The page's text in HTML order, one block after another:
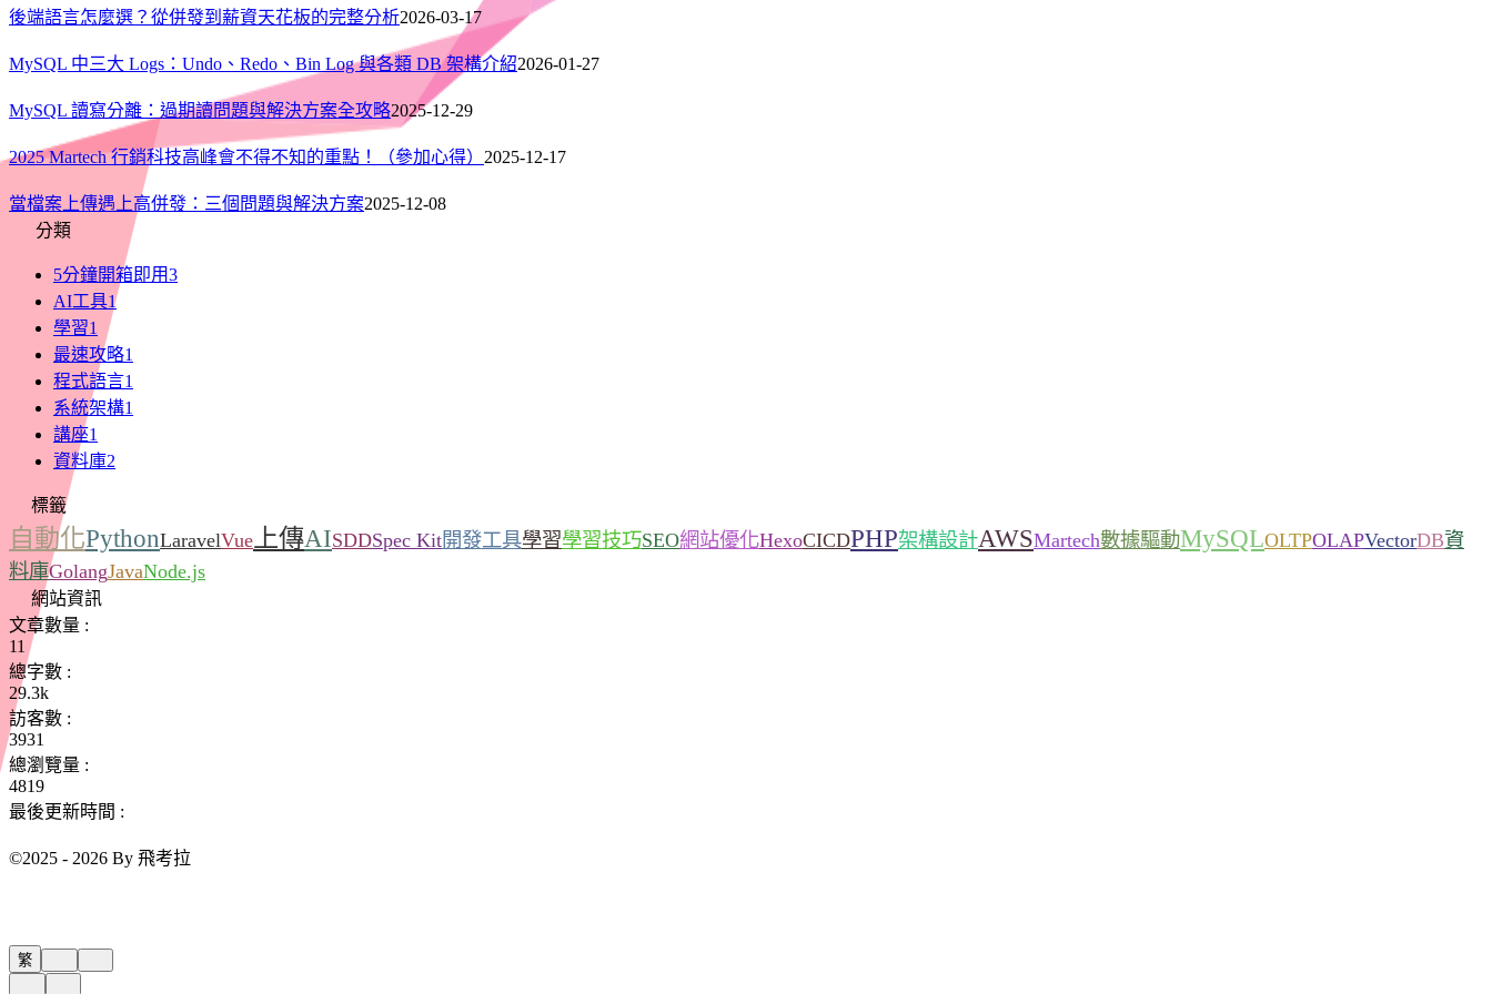
後端語言怎麼選？從併發到薪資天花板的完整分析2026-03-17
MySQL 中三大 Logs：Undo、Redo、Bin Log 與各類 DB 架構介紹2026-01-27
MySQL 讀寫分離：過期讀問題與解決方案全攻略2025-12-29
2025 Martech 行銷科技高峰會不得不知的重點！（參加心得） 2025-12-17
當檔案上傳遇上高併發：三個問題與解決方案2025-12-08
分類
5分鐘開箱即用3
AI工具1
學習1
最速攻略1
程式語言1
系統架構1
講座1
資料庫2
標籤
自動化PythonLaravelVue 上傳AISDDSpec Kit開發工具學習學習技巧SEO網站優化HexoCICDPHP架構設計AWSMartech數據驅動MySQLOLTPOLAPVectorDB資
料庫GolangJavaNode.js
網站資訊
文章數量 :
11
總字數 :
29.3k
訪客數 :
3931
總瀏覽量 :
4819
最後更新時間 :
©2025 - 2026 By 飛考拉
繁